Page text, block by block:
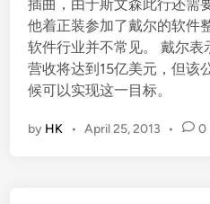
插曲，由于斯文森此行还需
他着正装参加了戴尔的软件
软件行业并不常见。 戴尔
营收将达到15亿美元，但该
候可以实现这一目标。
by HK • April 25, 2013 • 0